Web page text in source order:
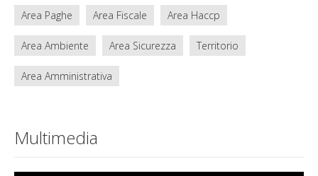
Area Paghe Area Fiscale Area Haccp
Area Ambiente Area Sicurezza Territorio
Area Amministrativa
Multimedia